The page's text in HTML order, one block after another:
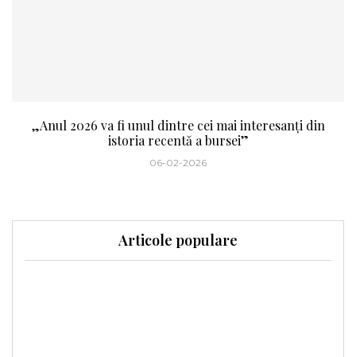
„Anul 2026 va fi unul dintre cei mai interesanți din
istoria recentă a bursei”
06-02-2026
Articole populare